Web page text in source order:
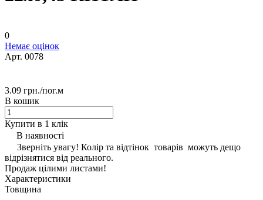
0
Немає оцінок
Арт. 0078
3.09 грн./пог.м
В кошик
Купити в 1 клік
В наявності
Зверніть увагу! Колір та відтінок товарів можуть дещо
відрізнятися від реального.
Продаж цілими листами!
Характеристики
Товщина